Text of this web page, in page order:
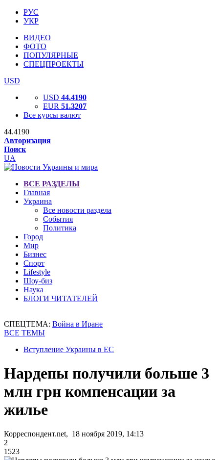
РУС
УКР
ВИДЕО
ФОТО
ПОПУЛЯРНЫЕ
СПЕЦПРОЕКТЫ
USD
USD 44.4190
EUR 51.3207
Все курсы валют
44.4190
Авторизация
Поиск
UA
ВСЕ РАЗДЕЛЫ
Главная
Украина
Все новости раздела
События
Политика
Город
Мир
Бизнес
Спорт
Lifestyle
Шоу-биз
Наука
БЛОГИ ЧИТАТЕЛЕЙ
СПЕЦТЕМА: Война в Иране
ВСЕ ТЕМЫ
Вступление Украины в ЕС
Нардепы получили больше 3
млн грн компенсации за
жилье
Корреспондент.net, 18 ноября 2019, 14:13
2
1523